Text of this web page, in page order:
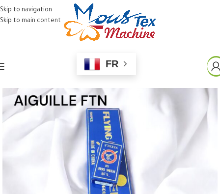
Skip to navigation
Skip to main content
FR